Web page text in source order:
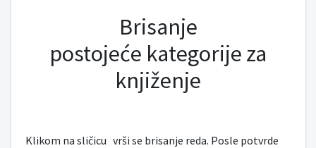
Brisanje
postojeće kategorije za
knjiženje
Klikom na sličicu vrši se brisanje reda. Posle potvrde